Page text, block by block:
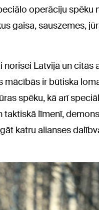
operāciju spēku
gaisa, sauszemes,
Latvijā un citās
ir būtiska
spēku, kā arī
līmenī,
katru alianses